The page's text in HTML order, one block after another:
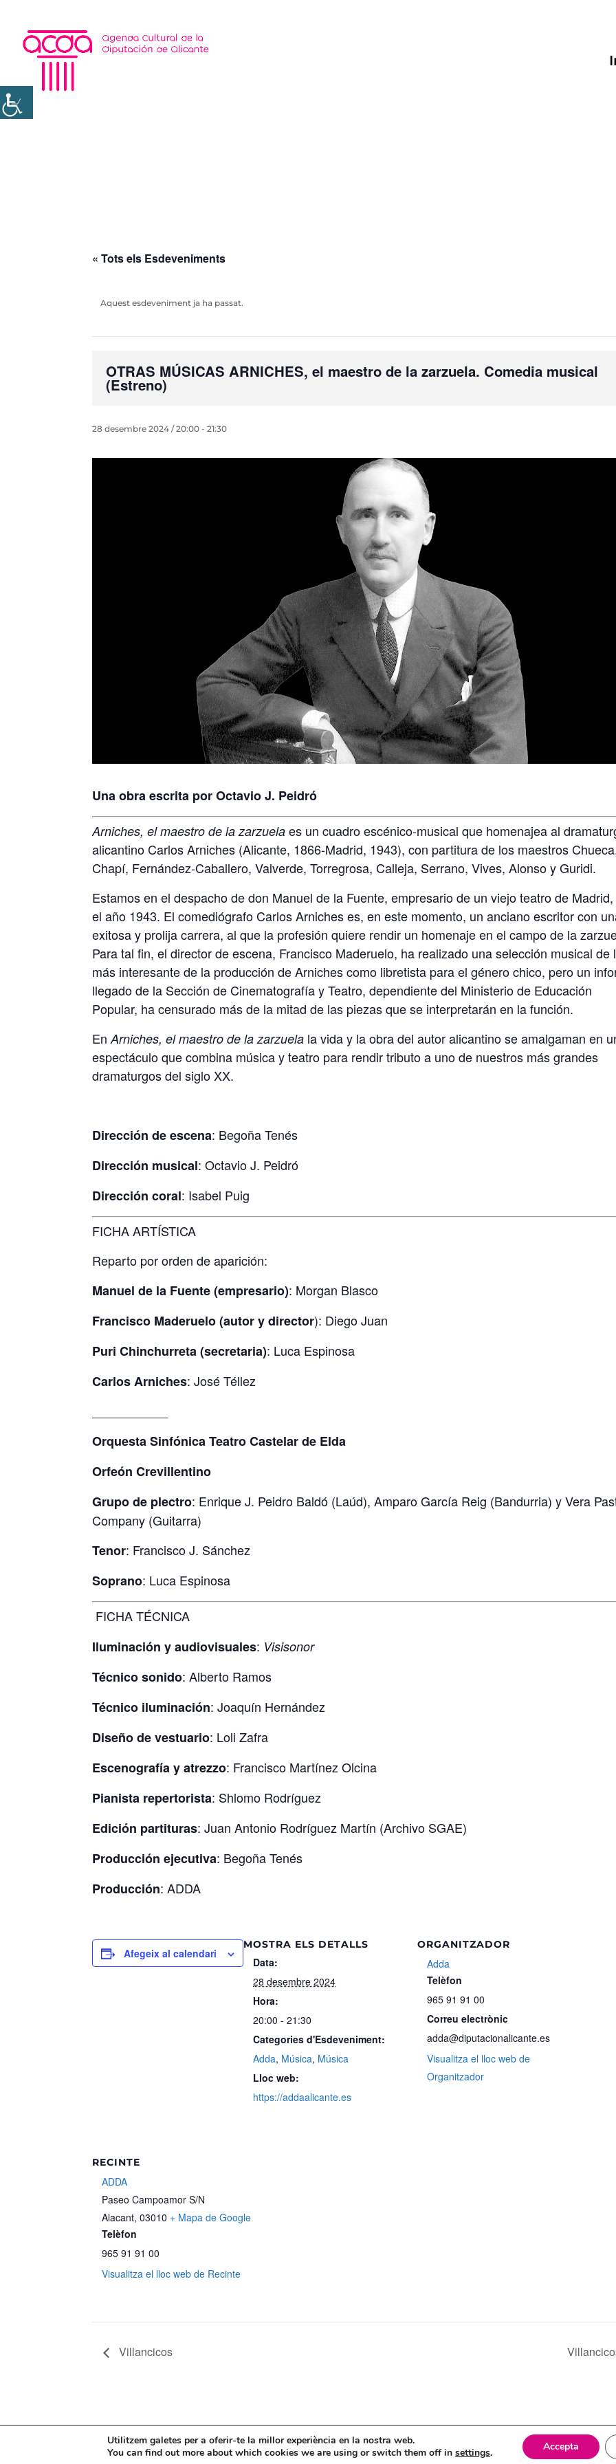
« Tots els Esdeveniments
Aquest esdeveniment ja ha passat.
OTRAS MÚSICAS ARNICHES, el maestro de la zarzuela. Comedia musical
(Estreno)
28 desembre 2024 / 20:00 -21:30
Una obra escrita por Octavio J. Peidró
Arniches, el maestro de la zarzuela es un cuadro escénico-musical que homenajea al
alicantino Carlos Arniches (Alicante, 1866-Madrid, 1943), con partitura de los maestros
Chapí, Fernández-Caballero, Valverde, Torregrosa, Calleja, Serrano, Vives, Alonso y Guridi.
Estamos en el despacho de don Manuel de la Fuente, empresario de un viejo teatro de
el año 1943. El comediógrafo Carlos Arniches es, en este momento, un anciano escritor con
exitosa y prolija carrera, al que la profesión quiere rendir un homenaje en el campo de la
Para tal fin, el director de escena, Francisco Maderuelo, ha realizado una selección musical de
más interesante de la producción de Arniches como libretista para el género chico, pero un
llegado de la Sección de Cinematografía y Teatro, dependiente del Ministerio de Educación
Popular, ha censurado más de la mitad de las piezas que se interpretarán en la función.
EnArniches, el maestro de la zarzuela la vida y la obra del autor alicantino se amalgaman en
espectáculo que combina música y teatro para rendir tributo a uno de nuestros más grandes
dramaturgos del siglo XX.
Dirección de escena: Begoña Tenés
Dirección musical: Octavio J. Peidró
Dirección coral: Isabel Puig
FICHA ARTÍSTICA
Reparto por orden de aparición:
Manuel de la Fuente (empresario): Morgan Blasco
Francisco Maderuelo (autor y director): Diego Juan
Puri Chinchurreta (secretaria): Luca Espinosa
Carlos Arniches: José Téllez
Orquesta Sinfónica Teatro Castelar de Elda
Orfeón Crevillentino
Grupo de plectro: Enrique J. Peidro Baldó (Laúd), Amparo García Reig (Bandurria) y Vera
Company (Guitarra)
Tenor: Francisco J. Sánchez
Soprano: Luca Espinosa
FICHA TÉCNICA
Iluminación y audiovisuales: Visisonor
Técnico sonido: Alberto Ramos
Técnico iluminación: Joaquín Hernández
Diseño de vestuario: Loli Zafra
Escenografía y atrezzo: Francisco Martínez Olcina
Pianista repertorista: Shlomo Rodríguez
Edición partituras: Juan Antonio Rodríguez Martín (Archivo SGAE)
Producción ejecutiva: Begoña Tenés
Producción: ADDA
Afegeix al calendari
MOSTRA ELS DETALLS
Data:
28 desembre 2024
Hora:
20:00 - 21:30
Categories d'Esdeveniment:
Adda, Música, Música
Lloc web:
https://addaalicante.es
ORGANITZADOR
Adda
Telèfon
965 91 91 00
Correu electrònic
adda@diputacionalicante.es
Visualitza el lloc web de
Organitzador
RECINTE
ADDA
Paseo Campoamor S/N
Alacant, 03010 + Mapa de Google
Telèfon
965 91 91 00
Visualitza el lloc web de Recinte
Villancicos
Mapa web Política de Privacidad Politica de cookies
Utilitzem galetes per a oferir-te la millor experiència en la nostra web.
You can find out more about which cookies we are using or switch them off in settings. Accepta